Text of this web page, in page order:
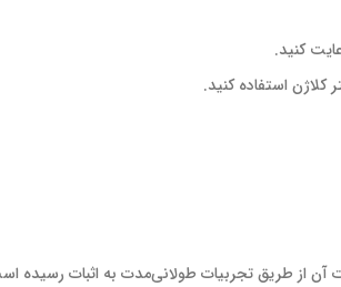
کنید.
آن از طریق تجربیات طولانی‌مدت به اثبات رسیده